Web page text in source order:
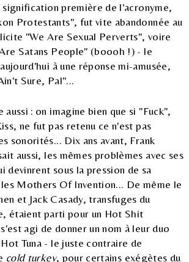
première de l'acronyme,
Protestants", fut vite abandonnée au
"We Are Sexual Perverts", voire
Satans People" (boooh !) - le
à une réponse mi-amusée,
Sure, Pal"...
aussi : on imagine bien que si "Fuck",
ne fut pas retenu ce n'est pas
sonorités... Dix ans avant, Frank
aussi, les mêmes problèmes avec ses
devinrent sous la pression de sa
Mothers Of Invention... De même le
et Jack Casady, transfuges du
étaient parti pour un Hot Shit
agi de donner un nom à leur duo
Tuna - le juste contraire de
cold turkey, pour certains exégètes du